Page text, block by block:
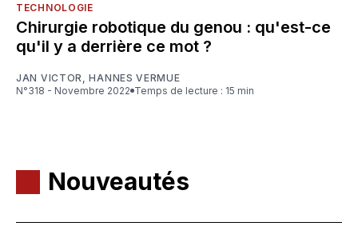
TECHNOLOGIE
Chirurgie robotique du genou : qu'est-ce
qu'il y a derrière ce mot ?
JAN VICTOR ,HANNES VERMUE
N°318 - Novembre 2022
Temps de lecture : 15 min
Nouveautés